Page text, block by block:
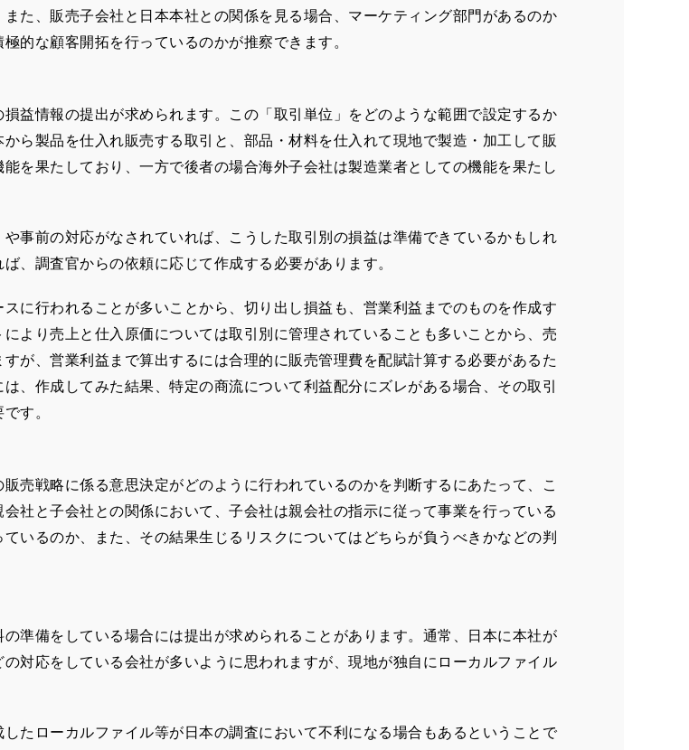
た、販売子会社と日本本社との関係を見る場合、マーケティング部門があるのか
的な顧客開拓を行っているのかが推察できます。
益情報の提出が求められます。この「取引単位」をどのような範囲で設定するか
ら製品を仕入れ販売する取引と、部品・材料を仕入れて現地で製造・加工して販
を果たしており、一方で後者の場合海外子会社は製造業者としての機能を果たし
事前の対応がなされていれば、こうした取引別の損益は準備できているかもしれ
、調査官からの依頼に応じて作成する必要があります。
に行われることが多いことから、切り出し損益も、営業利益までのものを作成す
より売上と仕入原価については取引別に管理されていることも多いことから、売
が、営業利益まで算出するには合理的に販売管理費を配賦計算する必要があるた
、作成してみた結果、特定の商流について利益配分にズレがある場合、その取引
す。
売戦略に係る意思決定がどのように行われているのかを判断するにあたって、こ
社と子会社との関係において、子会社は親会社の指示に従って事業を行っている
いるのか、また、その結果生じるリスクについてはどちらが負うべきかなどの判
準備をしている場合には提出が求められることがあります。通常、日本に本社が
対応をしている会社が多いように思われますが、現地が独自にローカルファイル
たローカルファイル等が日本の調査において不利になる場合もあるということで